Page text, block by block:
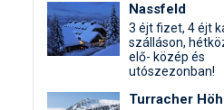
Nassfeld
3 éjt fizet, 4 éjt
szálláson,
elő- közép és
utószezonban!
Turracher